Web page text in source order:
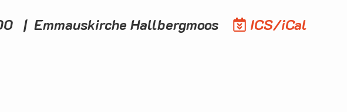
| Emmauskirche Hallbergmoos ICS/iCal